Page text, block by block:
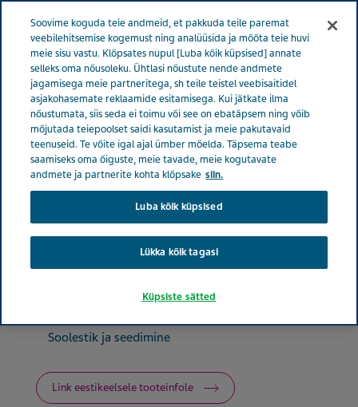
EESTI
Estonia Tooted Tootekataloog
Probiotics+B
ratiopharm kapslid
Probiotics+B ratiopharm
kapslid
Soolestik ja seedimine
Link eestikeelsele tooteinfole
Soovime koguda teie andmeid, et pakkuda teile paremat
veebilehitsemise kogemust ning analüüsida ja mõõta teie huvi
meie sisu vastu. Klõpsates nupul [Luba kõik küpsised] annate
selleks oma nõusoleku. Ühtlasi nõustute nende andmete
jagamisega meie partneritega, sh teile teistel veebisaitidel
asjakohasemate reklaamide esitamisega. Kui jätkate ilma
nõustumata, siis seda ei toimu või see on ebatäpsem ning võib
mõjutada teiepoolset saidi kasutamist ja meie pakutavaid
teenuseid. Te võite igal ajal ümber mõelda. Täpsema teabe
saamiseks oma õiguste, meie tavade, meie kogutavate
andmete ja partnerite kohta klõpsake siin.
Luba kõik küpsised
Lükka kõik tagasi
Küpsiste sätted